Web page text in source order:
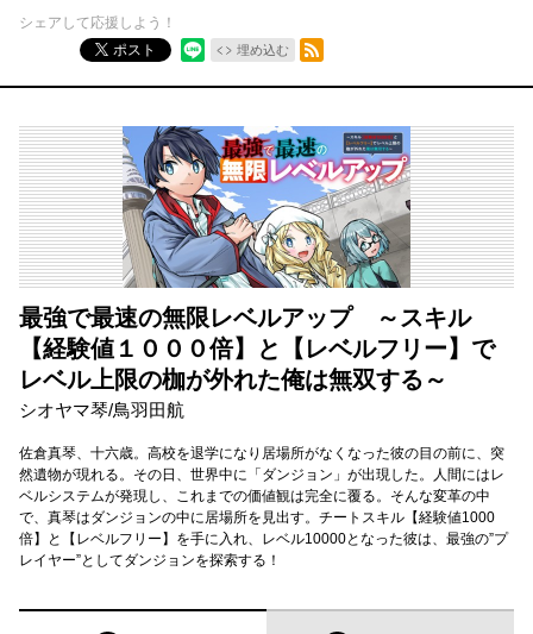
シェアして応援しよう！
ポスト
埋め込む
RSSフィード
最強で最速の無限レベルアップ ～スキル
【経験値１０００倍】と【レベルフリー】で
レベル上限の枷が外れた俺は無双する～
シオヤマ琴/鳥羽田航
佐倉真琴、十六歳。高校を退学になり居場所がなくなった彼の目の前に、突
然遺物が現れる。その日、世界中に「ダンジョン」が出現した。人間にはレ
ベルシステムが発現し、これまでの価値観は完全に覆る。そんな変革の中
で、真琴はダンジョンの中に居場所を見出す。チートスキル【経験値1000
倍】と【レベルフリー】を手に入れ、レベル10000となった彼は、最強の”プ
レイヤー”としてダンジョンを探索する！